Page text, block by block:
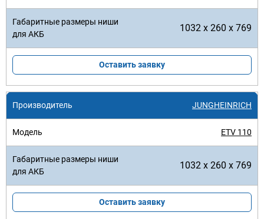
1032 x 260 x 769
Оставить заявку
JUNGHEINRICH
ETV 110
1032 x 260 x 769
Оставить заявку